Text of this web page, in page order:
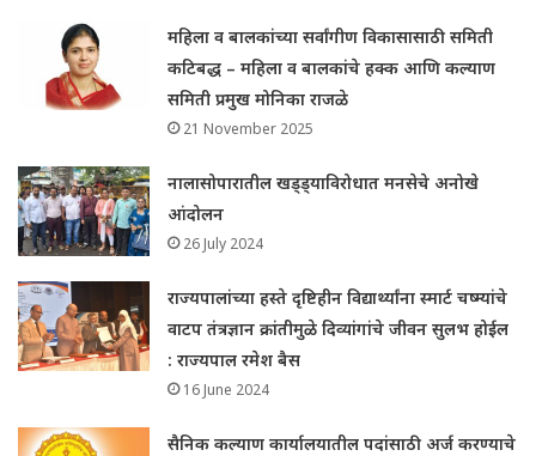
महिला व बालकांच्या सर्वांगीण विकासासाठी समिती
कटिबद्ध – महिला व बालकांचे हक्क आणि कल्याण
समिती प्रमुख मोनिका राजळे
21 November 2025
नालासोपारातील खड्ड्याविरोधात मनसेचे अनोखे
आंदोलन
26 July 2024
राज्यपालांच्या हस्ते दृष्टिहीन विद्यार्थ्यांना स्मार्ट चष्म्यांचे
वाटप तंत्रज्ञान क्रांतीमुळे दिव्यांगांचे जीवन सुलभ होईल
: राज्यपाल रमेश बैस
16 June 2024
सैनिक कल्याण कार्यालयातील पदांसाठी अर्ज करण्याचे